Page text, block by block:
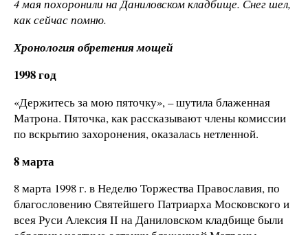
4 мая похоронили на Даниловском кладбище. Снег шел,
как сейчас помню.
Хронология обретения мощей
1998 год
«Держитесь за мою пяточку», – шутила блаженная
Матрона. Пяточка, как рассказывают члены комиссии
по вскрытию захоронения, оказалась нетленной.
8 марта
8 марта 1998 г. в Неделю Торжества Православия, по
благословению Святейшего Патриарха Московского и
всея Руси Алексия II на Даниловском кладбище были